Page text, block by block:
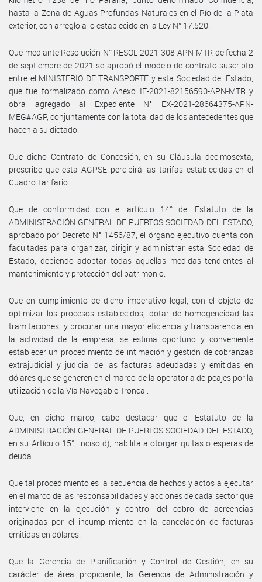
hasta la Zona de Aguas Profundas Naturales en el Río de la Plata
exterior, con arreglo a lo establecido en la Ley N° 17.520.
Que mediante Resolución N° RESOL-2021-308-APN-MTR de fecha 2
de septiembre de 2021 se aprobó el modelo de contrato suscripto
entre el MINISTERIO DE TRANSPORTE y esta Sociedad del Estado,
que fue formalizado como Anexo IF-2021-82156590-APN-MTR y
obra agregado al Expediente N° EX-2021-28664375-APN-
MEG#AGP, conjuntamente con la totalidad de los antecedentes que
hacen a su dictado.
Que dicho Contrato de Concesión, en su Cláusula decimosexta,
prescribe que esta AGPSE percibirá las tarifas establecidas en el
Cuadro Tarifario.
Que de conformidad con el artículo 14° del Estatuto de la
ADMINISTRACIÓN GENERAL DE PUERTOS SOCIEDAD DEL ESTADO,
aprobado por Decreto N° 1456/87, el órgano ejecutivo cuenta con
facultades para organizar, dirigir y administrar esta Sociedad de
Estado, debiendo adoptar todas aquellas medidas tendientes al
mantenimiento y protección del patrimonio.
Que en cumplimiento de dicho imperativo legal, con el objeto de
optimizar los procesos establecidos, dotar de homogeneidad las
tramitaciones, y procurar una mayor eficiencia y transparencia en
la actividad de la empresa, se estima oportuno y conveniente
establecer un procedimiento de intimación y gestión de cobranzas
extrajudicial y judicial de las facturas adeudadas y emitidas en
dólares que se generen en el marco de la operatoria de peajes por la
utilización de la Vía Navegable Troncal.
Que, en dicho marco, cabe destacar que el Estatuto de la
ADMINISTRACIÓN GENERAL DE PUERTOS SOCIEDAD DEL ESTADO,
en su Artículo 15°, inciso d), habilita a otorgar quitas o esperas de
deuda.
Que tal procedimiento es la secuencia de hechos y actos a ejecutar
en el marco de las responsabilidades y acciones de cada sector que
interviene en la ejecución y control del cobro de acreencias
originadas por el incumplimiento en la cancelación de facturas
emitidas en dólares.
Que la Gerencia de Planificación y Control de Gestión, en su
carácter de área propiciante, la Gerencia de Administración y